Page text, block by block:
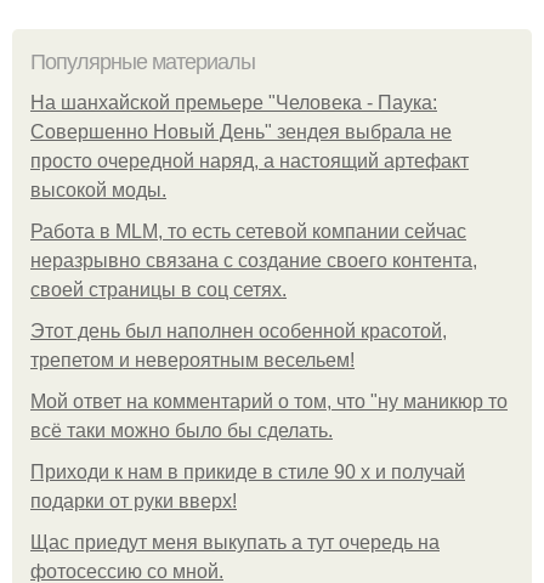
Популярные материалы
На шанхайской премьере "Человека - Паука:
Совершенно Новый День" зендея выбрала не
просто очередной наряд, а настоящий артефакт
высокой моды.
Работа в MLM, то есть сетевой компании сейчас
неразрывно связана с создание своего контента,
своей страницы в соц сетях.
Этот день был наполнен особенной красотой,
трепетом и невероятным весельем!
Мой ответ на комментарий о том, что "ну маникюр то
всё таки можно было бы сделать.
Приходи к нам в прикиде в стиле 90 х и получай
подарки от руки вверх!
Щас приедут меня выкупать а тут очередь на
фотосессию со мной.